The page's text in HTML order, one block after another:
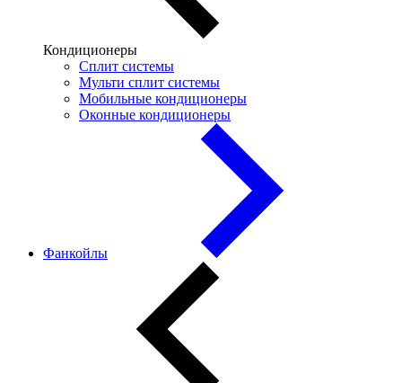
Кондиционеры
Сплит системы
Мульти сплит системы
Мобильные кондиционеры
Оконные кондиционеры
Фанкойлы